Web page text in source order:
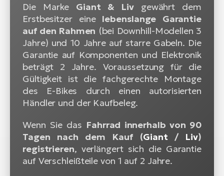
Die Marke Giant & Livgewährt dem
Erstbesitzer einelebenslange Garantie
auf den Rahmen (bei Downhill-Modellen 3
Jahre) und 10 Jahre auf starre Gabeln. Die
Garantie auf Komponenten und Elektronik
beträgt 2 Jahre. Voraussetzung für die
Gültigkeit ist die fachgerechte Montage
des E-Bikes durch einen autorisierten
Händler und der Kaufbeleg.
Wenn Sie das Fahrrad innerhalb von 90
Tagen nach dem Kauf (Giant/ Liv)
registrieren, verlängert sich die Garantie
auf Verschleißteile von 1 auf 2 Jahre.